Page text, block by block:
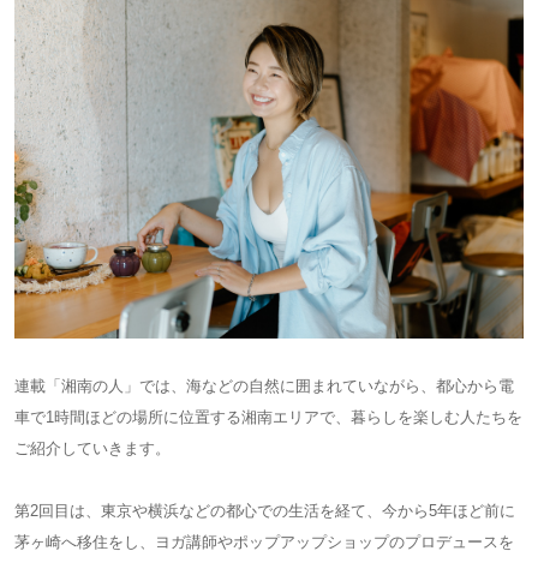
連載「湘南の人」では、海などの自然に囲まれていながら、都心から電
車で1時間ほどの場所に位置する湘南エリアで、暮らしを楽しむ人たちを
ご紹介していきます。
第2回目は、東京や横浜などの都心での生活を経て、今から5年ほど前に
茅ヶ崎へ移住をし、ヨガ講師やポップアップショップのプロデュースを